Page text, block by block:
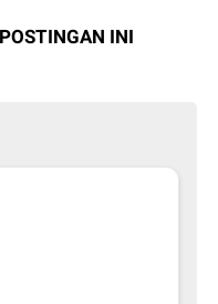
INI